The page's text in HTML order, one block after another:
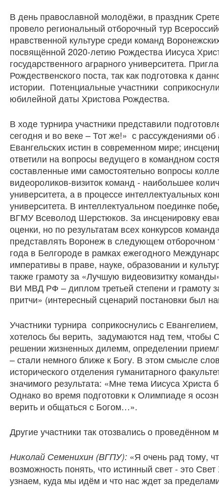
В день православной молодёжи, в праздник
провело региональный отборочный тур
нравственной культуре среди команд
посвящённой 2020-летию Рождества Иисуса
государственного аграрного университета.
Рождественского поста, так как подготовка к
истории. Потенциальные участники
юбилейной даты Христова Рождества.
В ходе турнира участники представили
сегодня и во веке – Тот же!» с рассуждениями
Евангельских истин в современном мире;
ответили на вопросы ведущего в командном
составленные ими самостоятельно вопросы
видеороликов-визиток команд - наибольшее
университета, а в процессе интеллектуальных
университета. В интеллектуальном поединке
ВГМУ Всеволод Шерстюков. За инсценировку
оценки, но по результатам всех конкурсов
представлять Воронеж в следующем
года в Белгороде в рамках ежегодного
императивы в праве, науке, образовании и
также грамоту за «Лучшую видеовизитку
ВИ МВД РФ – диплом третьей степени и грамоту
притчи» (интересный сценарий постановки был
Участники турнира соприкоснулись с
хотелось бы верить, задумаются над тем,
решении жизненных дилемм, определении
– стали немного ближе к Богу. В этом смысле
исторического отделения гуманитарного
значимого результата: «Мне тема Иисуса Христа
Однако во время подготовки к Олимпиаде я
верить и общаться с Богом…».
Другие участники так отозвались о проведённом
Николай Семенихин (ВГПУ): «Я очень рад тому,
возможность понять, что истинный свет - это
узнаем, куда мы идём и что нас ждет за